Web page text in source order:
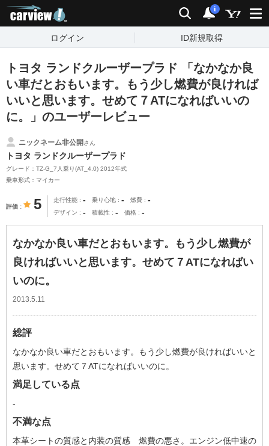
検索 通知
i
ログイン ID新規取得
トヨタ ランドクルーザープラド 「なかなか良
い車だとおもいます。もう少し燃費が良ければ
いいと思います。せめて７ATになればいいの
に。」のユーザーレビュー
ニックネーム非公開さん
トヨタ ランドクルーザープラド
グレード：TZ-G_7人乗り(AT_4.0) 2012年式
乗車形式：マイカー
評価 5 走行性能 - 乗り心地 - 燃費 -
デザイン - 積載性 - 価格 -
なかなか良い車だとおもいます。もう少し燃費が
良ければいいと思います。せめて７ATになればい
いのに。
2013.5.11
総評
なかなか良い車だとおもいます。もう少し燃費が良ければいいと
思います。せめて７ATになればいいのに。
満足している点
-
不満な点
本革シートの質感と内装の質感 燃費の悪さ。エンジン低中速の